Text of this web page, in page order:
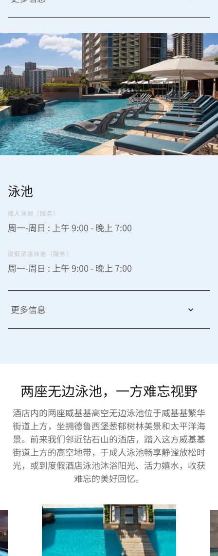
泳池
成人泳池（服务）
周一-周日 : 上午 9:00 - 晚上 7:00
度假酒店泳池（服务）
周一-周日 : 上午 9:00 - 晚上 7:00
更多信息
两座无边泳池，一方难忘视野
酒店内的两座威基基高空无边泳池位于威基基繁华
街道上方，坐拥德鲁西堡葱郁树林美景和太平洋海
景。前来我们邻近钻石山的酒店，踏入这方威基基
街道上方的高空地带，于成人泳池畅享静谧放松时
光，或到度假酒店泳池沐浴阳光、活力嬉水，收获
难忘的美好回忆。